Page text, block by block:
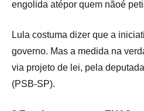
engolida atépor quem nãoé
Lula costuma dizer que a
governo. Mas a medida na
via projeto de lei, pela
(PSB-SP).